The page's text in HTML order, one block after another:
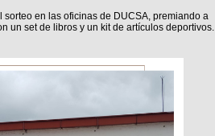
en las oficinas de DUCSA, premiando a
un set de libros y un kit de artículos deportivos.